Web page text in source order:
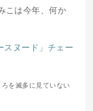
こは今年、何か
スヌード」チェー
ろを滅多に見ていない